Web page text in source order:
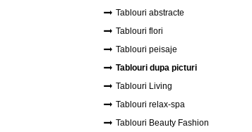
Tablouri abstracte
Tablouri flori
Tablouri peisaje
Tablouri dupa picturi
Tablouri Living
Tablouri relax-spa
Tablouri Beauty Fashion